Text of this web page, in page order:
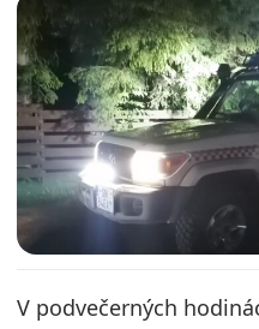
V podvečerných